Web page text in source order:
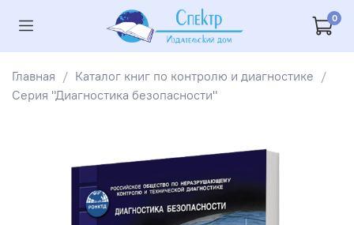
0
Главная
Каталог книг по контролю и диагностике
Серия "Диагностика безопасности"